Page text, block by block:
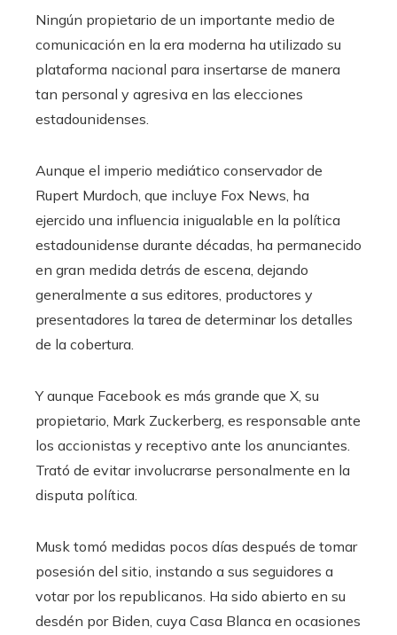
Ningún propietario de un importante medio de
comunicación en la era moderna ha utilizado su
plataforma nacional para insertarse de manera
tan personal y agresiva en las elecciones
estadounidenses.
Aunque el imperio mediático conservador de
Rupert Murdoch, que incluye Fox News, ha
ejercido una influencia inigualable en la política
estadounidense durante décadas, ha permanecido
en gran medida detrás de escena, dejando
generalmente a sus editores, productores y
presentadores la tarea de determinar los detalles
de la cobertura.
Y aunque Facebook es más grande que X, su
propietario, Mark Zuckerberg, es responsable ante
los accionistas y receptivo ante los anunciantes.
Trató de evitar involucrarse personalmente en la
disputa política.
Musk tomó medidas pocos días después de tomar
posesión del sitio, instando a sus seguidores a
votar por los republicanos. Ha sido abierto en su
desdén por Biden, cuya Casa Blanca en ocasiones